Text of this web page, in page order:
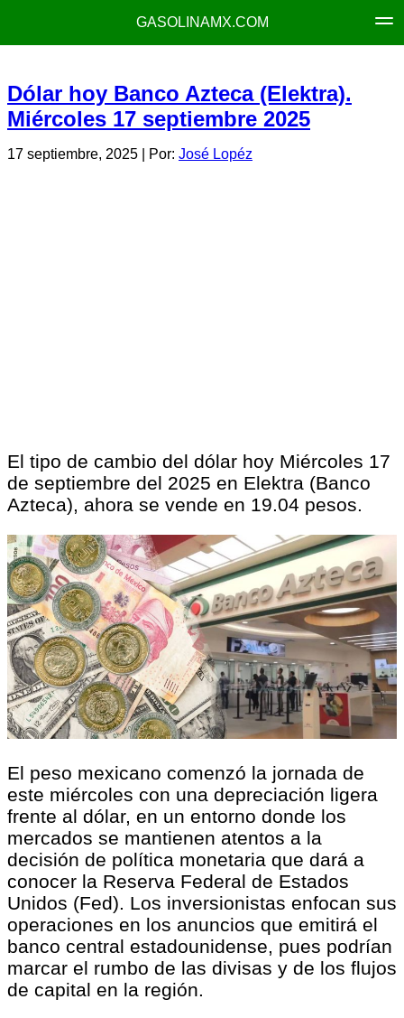
GASOLINAMX.COM
Dólar hoy Banco Azteca (Elektra).
Miércoles 17 septiembre 2025
17 septiembre, 2025 | Por: José Lopéz
El tipo de cambio del dólar hoy Miércoles 17
de septiembre del 2025 en Elektra (Banco
Azteca), ahora se vende en 19.04 pesos.
El peso mexicano comenzó la jornada de
este miércoles con una depreciación ligera
frente al dólar, en un entorno donde los
mercados se mantienen atentos a la
decisión de política monetaria que dará a
conocer la Reserva Federal de Estados
Unidos (Fed). Los inversionistas enfocan sus
operaciones en los anuncios que emitirá el
banco central estadounidense, pues podrían
marcar el rumbo de las divisas y de los flujos
de capital en la región.